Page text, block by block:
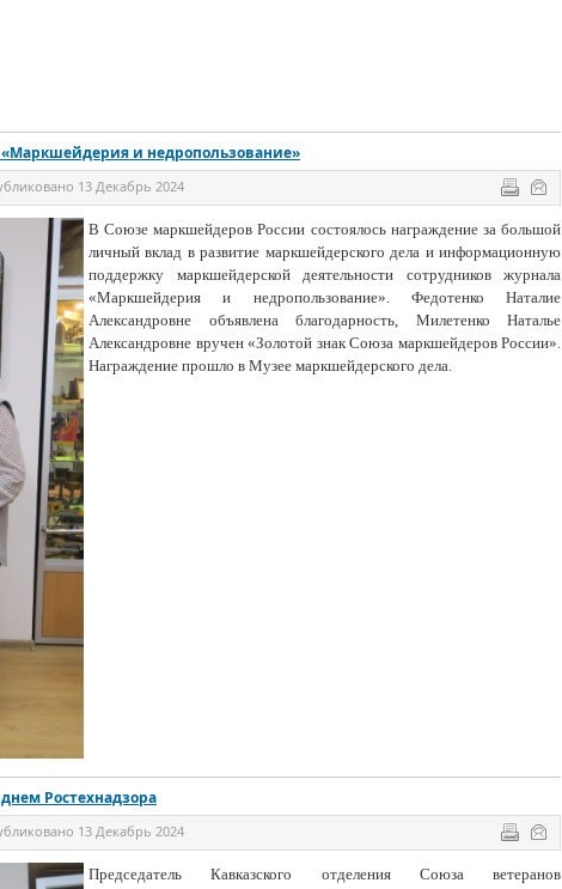
и недропользование»
13 Декабрь 2024
В Союзе маркшейдеров России состоялось награждение за большой
личный вклад в развитие маркшейдерского дела и информационную
поддержку маркшейдерской деятельности сотрудников журнала
«Маркшейдерия и недропользование». Федотенко Наталие
Александровне объявлена благодарность, Милетенко Наталье
Александровне вручен «Золотой знак Союза маркшейдеров России».
Награждение прошло в Музее маркшейдерского дела.
Ростехнадзора
13 Декабрь 2024
Председатель Кавказского отделения Союза ветеранов